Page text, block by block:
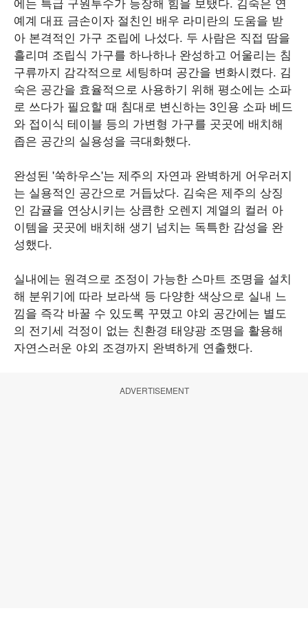
예계 대표 금손이자 절친인 배우 라미란의 도움을 받
아 본격적인 가구 조립에 나섰다. 두 사람은 직접 땀을
흘리며 조립식 가구를 하나하나 완성하고 어울리는 침
구류까지 감각적으로 세팅하며 공간을 변화시켰다. 김
숙은 공간을 효율적으로 사용하기 위해 평소에는 소파
로 쓰다가 필요할 때 침대로 변신하는 3인용 소파 베드
와 접이식 테이블 등의 가변형 가구를 곳곳에 배치해
좁은 공간의 실용성을 극대화했다.
완성된 '쑥하우스'는 제주의 자연과 완벽하게 어우러지
는 실용적인 공간으로 거듭났다. 김숙은 제주의 상징
인 감귤을 연상시키는 상큼한 오렌지 계열의 컬러 아
이템을 곳곳에 배치해 생기 넘치는 독특한 감성을 완
성했다.
실내에는 원격으로 조정이 가능한 스마트 조명을 설치
해 분위기에 따라 보라색 등 다양한 색상으로 실내 느
낌을 즉각 바꿀 수 있도록 꾸몄고 야외 공간에는 별도
의 전기세 걱정이 없는 친환경 태양광 조명을 활용해
자연스러운 야외 조경까지 완벽하게 연출했다.
ADVERTISEMENT